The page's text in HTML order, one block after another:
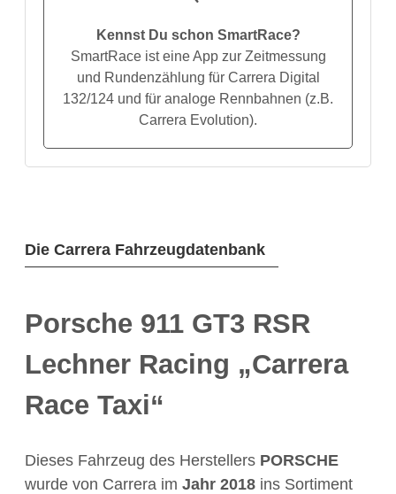
Die Carrera Fahrzeugdatenbank
Porsche 911 GT3 RSR
Lechner Racing „Carrera
Race Taxi“
Dieses Fahrzeug des Herstellers PORSCHE
wurde von Carrera im Jahr 2018 ins Sortiment
Kennst Du schon SmartRace?
SmartRace ist eine App zur Zeitmessung
und Rundenzählung für Carrera Digital
132/124 und für analoge Rennbahnen (z.B.
Carrera Evolution).